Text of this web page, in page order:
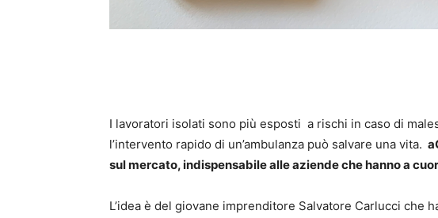
I lavoratori isolati sono più esposti a rischi in caso di
l’intervento rapido di un’ambulanza può salvare una vita.
sul mercato, indispensabile alle aziende che hanno a
L’idea è del giovane imprenditore Salvatore Carlucci che